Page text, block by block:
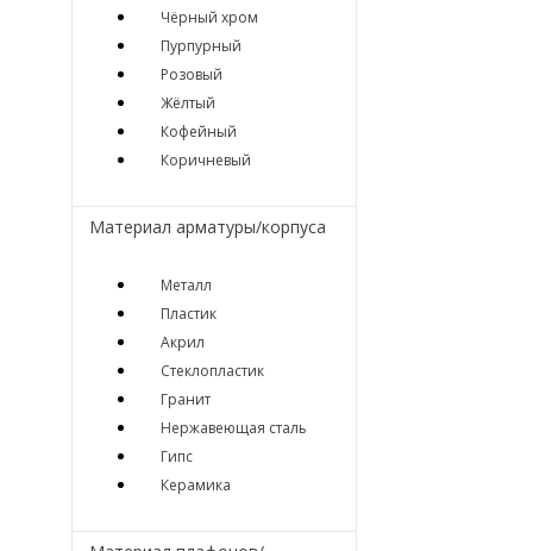
Чёрный хром
Пурпурный
Розовый
Жёлтый
Кофейный
Коричневый
Материал арматуры/корпуса
Металл
Пластик
Акрил
Стеклопластик
Гранит
Нержавеющая сталь
Гипс
Керамика